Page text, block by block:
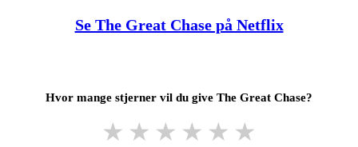
Se The Great Chase på Netflix
Hvor mange stjerner vil du give The Great Chase?
★ ★ ★ ★ ★ ★